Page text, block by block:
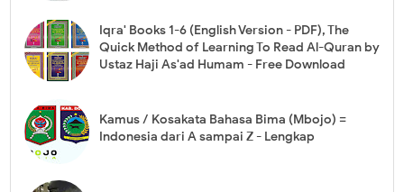
Iqra' Books 1-6 (English Version - PDF), The
Quick Method of Learning To Read Al-Quran by
Ustaz Haji As'ad Humam - Free Download
Kamus / Kosakata Bahasa Bima (Mbojo) =
Indonesia dari A sampai Z - Lengkap